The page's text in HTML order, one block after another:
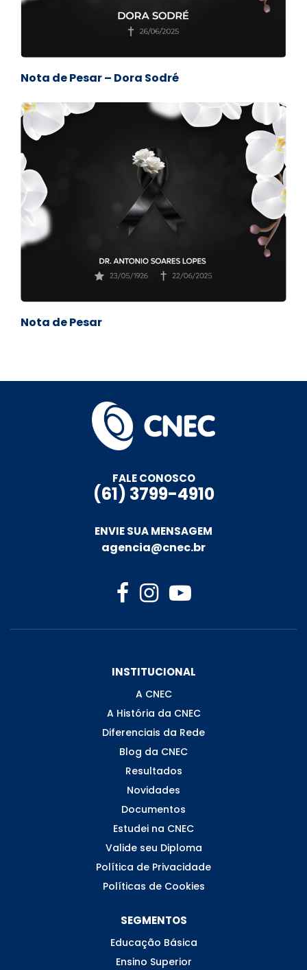
Nota de Pesar – Dora Sodré
Nota de Pesar
FALE CONOSCO
(61) 3799-4910
ENVIE SUA MENSAGEM
agencia@cnec.br
INSTITUCIONAL
A CNEC
A História da CNEC
Diferenciais da Rede
Blog da CNEC
Resultados
Novidades
Documentos
Estudei na CNEC
Valide seu Diploma
Política de Privacidade
Políticas de Cookies
SEGMENTOS
Educação Básica
Ensino Superior